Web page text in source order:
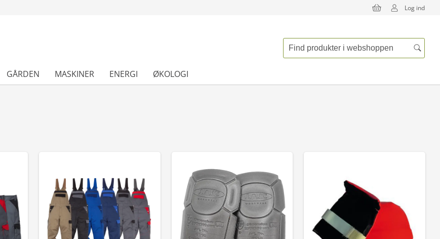
Log ind
GÅRDEN MASKINER ENERGI ØKOLOGI